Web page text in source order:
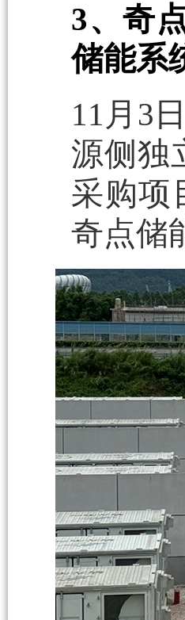
3、奇
储能系
11月3
源侧独
采购项
奇点储